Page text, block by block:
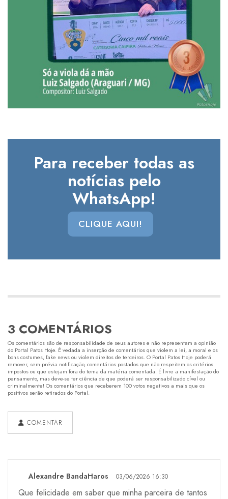
Para receber todas as
notícias pelo
WhatsApp!
CLIQUE AQUI!
3 COMENTÁRIOS
Os comentários são de responsabilidade de seus autores e não representam a opinião
do Portal Patos Hoje. É vedada a inserção de comentários que violem a lei, a moral e os
bons costumes, fake news ou violem direitos de terceiros. O Portal Patos Hoje poderá
remover, sem prévia notificação, comentários postados que não respeitem os critérios
impostos ou que estejam fora do tema da matéria comentada. É livre a manifestação do
pensamento, mas deve-se ter ciência de que poderá ser responsabilizado cível ou
criminalmente! Os comentários que receberem 100 votos negativos a mais que os
positivos serão retirados do Portal.
COMENTAR
Alexandre BandaHaros 03/06/2026 16:30
Que felicidade em saber que minha parceira de tantos